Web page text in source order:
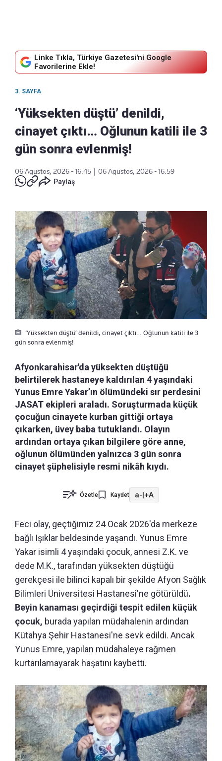
Linke Tıkla, Türkiye Gazetesi'ni Google
Favorilerine Ekle!
3. SAYFA
‘Yüksekten düştü’ denildi,
cinayet çıktı… Oğlunun katili ile 3
gün sonra evlenmiş!
06 Ağustos, 2026 - 16:45
06 Ağustos, 2026 - 16:59
Paylaş
‘Yüksekten düştü’ denildi, cinayet çıktı… Oğlunun katili ile 3
gün sonra evlenmiş!
Afyonkarahisar'da yüksekten düştüğü
belirtilerek hastaneye kaldırılan 4 yaşındaki
Yunus Emre Yakar’ın ölümündeki sır perdesini
JASAT ekipleri araladı. Soruşturmada küçük
çocuğun cinayete kurban gittiği ortaya
çıkarken, üvey baba tutuklandı. Olayın
ardından ortaya çıkan bilgilere göre anne,
oğlunun ölümünden yalnızca 3 gün sonra
cinayet şüphelisiyle resmi nikâh kıydı.
Özetle Kaydet a-|+A
Feci olay, geçtiğimiz 24 Ocak 2026'da merkeze
bağlı Işıklar beldesinde yaşandı. Yunus Emre
Yakar isimli 4 yaşındaki çocuk, annesi Z.K. ve
dede M.K., tarafından yüksekten düştüğü
gerekçesi ile bilinci kapalı bir şekilde Afyon Sağlık
Bilimleri Üniversitesi Hastanesi'ne götürüldü.
Beyin kanaması geçirdiği tespit edilen küçük
çocuk, burada yapılan müdahalenin ardından
Kütahya Şehir Hastanesi'ne sevk edildi. Ancak
Yunus Emre, yapılan müdahaleye rağmen
kurtarılamayarak haşatını kaybetti.